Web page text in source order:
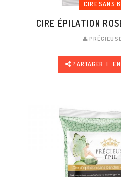
CIRE SANS
CIRE ÉPILATION
PARTAGER